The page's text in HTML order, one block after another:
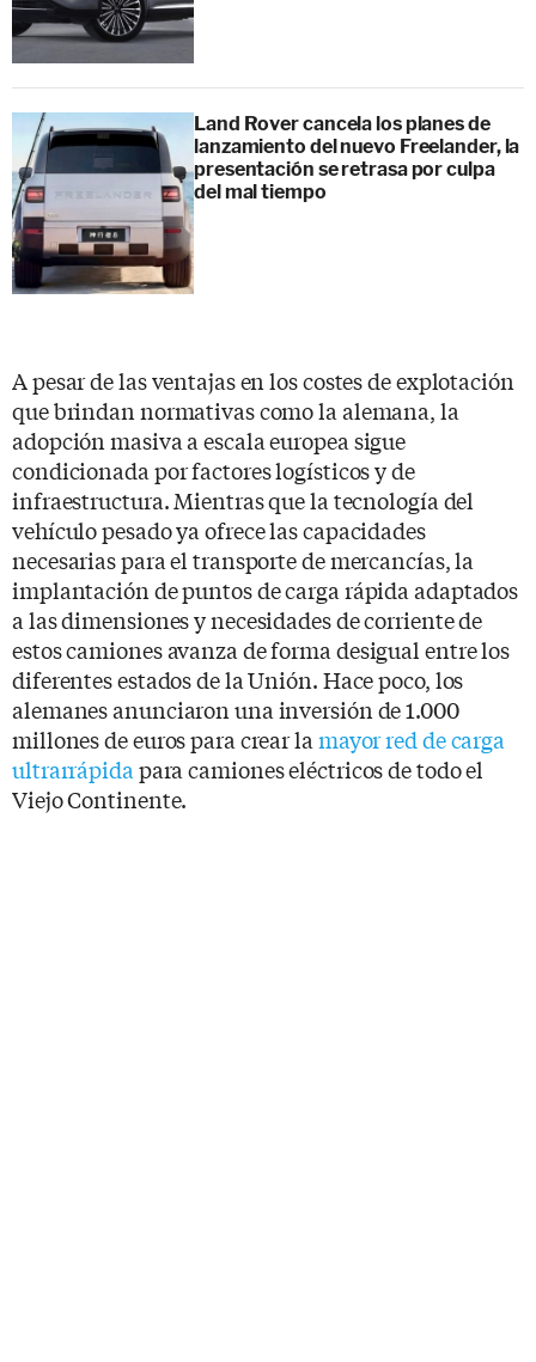
Land Rover cancela los planes de
lanzamiento del nuevo Freelander, la
presentación se retrasa por culpa
del mal tiempo
A pesar de las ventajas en los costes de explotación
que brindan normativas como la alemana, la
adopción masiva a escala europea sigue
condicionada por factores logísticos y de
infraestructura. Mientras que la tecnología del
vehículo pesado ya ofrece las capacidades
necesarias para el transporte de mercancías, la
implantación de puntos de carga rápida adaptados
a las dimensiones y necesidades de corriente de
estos camiones avanza de forma desigual entre los
diferentes estados de la Unión. Hace poco, los
alemanes anunciaron una inversión de 1.000
millones de euros para crear la mayor red de carga
ultrarrápida para camiones eléctricos de todo el
Viejo Continente.